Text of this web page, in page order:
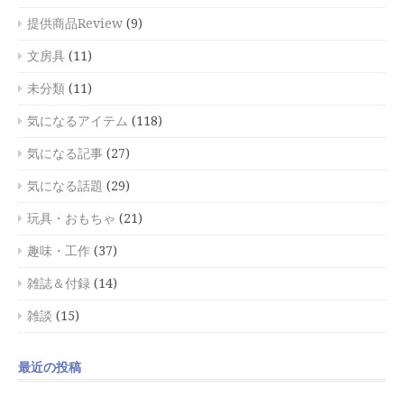
提供商品Review (9)
文房具 (11)
未分類 (11)
気になるアイテム (118)
気になる記事 (27)
気になる話題 (29)
玩具・おもちゃ (21)
趣味・工作 (37)
雑誌＆付録 (14)
雑談 (15)
最近の投稿